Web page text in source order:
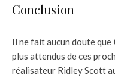
Conclusion
Il ne fait aucun doute que
plus attendus de ces
réalisateur Ridley Scott